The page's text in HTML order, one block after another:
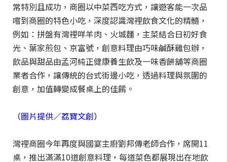
常特別且成功，商圈以中菜西吃方式，讓遊客能一次品
嚐到商圈的特色小吃，深度認識灣裡飲食文化的精髓，
例如：拼盤有灣裡咩羊肉、火城麵，主菜結合日初好食
光、葉家煎包、京富號，創意料理由巧味鹹酥雞包辦，
飲品與甜品由孟河純正健康養生飲及一味香餅舖等商圈
業者合作，讓傳統的台式街邊小吃，透過料理與氛圍的
創意，加值轉變成餐桌上的佳餚。
（圖片提供／荔寶文創）
灣裡商圈今年再度與國宴主廚劉邦傳老師合作，席開11
桌，推出滿滿10道創意料理，每道菜色都展現出在地飲